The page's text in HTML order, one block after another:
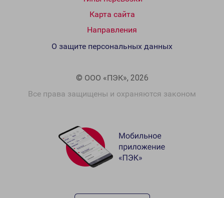
Карта сайта
Направления
© ООО «ПЭК», 2026
Все права защищены и охраняются законом
О защите персональных данных